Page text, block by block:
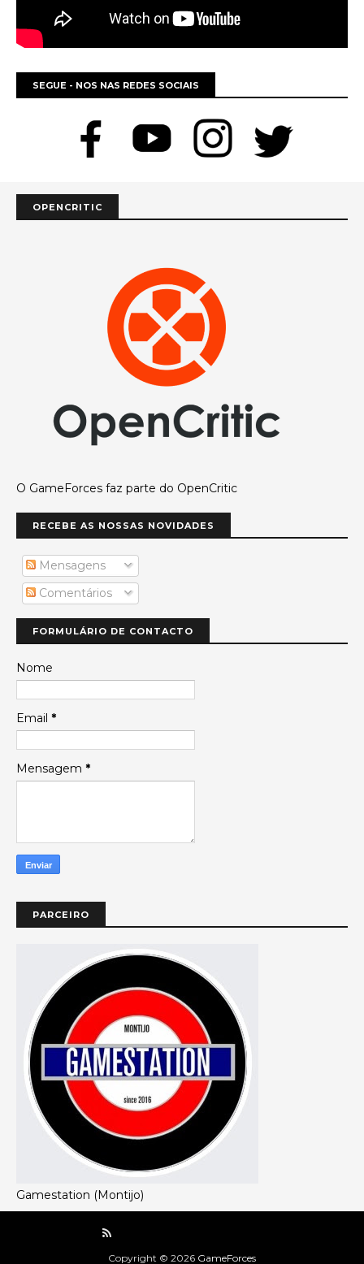
SEGUE - NOS NAS REDES SOCIAIS
OPENCRITIC
O GameForces faz parte do OpenCritic
RECEBE AS NOSSAS NOVIDADES
Mensagens
Comentários
FORMULÁRIO DE CONTACTO
Nome
Email *
Mensagem *
PARCEIRO
Gamestation (Montijo)
Copyright © 2026 GameForces